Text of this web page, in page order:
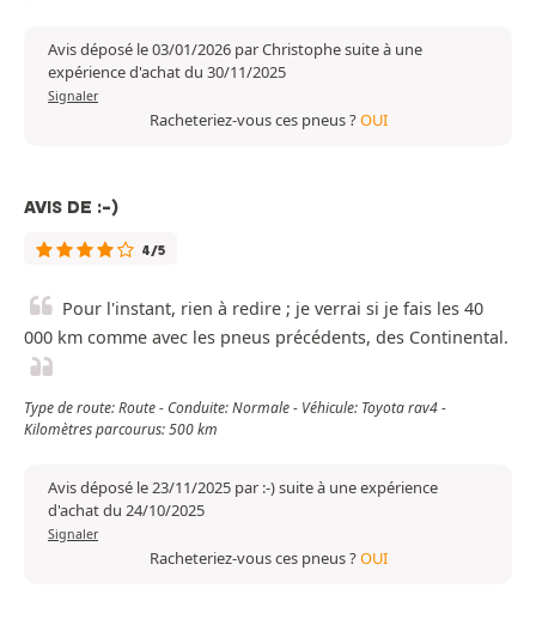
Avis déposé le 03/01/2026 par Christophe suite à une
expérience d'achat du 30/11/2025
Signaler
Racheteriez-vous ces pneus ?OUI
AVIS DE :-)
4/5
Pour l'instant, rien à redire ; je verrai si je fais les 40
000 km comme avec les pneus précédents, des Continental.
Type de route: Route - Conduite: Normale - Véhicule: Toyota rav4 -
Kilomètres parcourus: 500 km
Avis déposé le 23/11/2025 par :-) suite à une expérience
d'achat du 24/10/2025
Signaler
Racheteriez-vous ces pneus ?OUI